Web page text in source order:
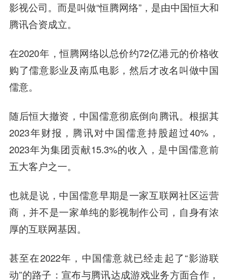
影视公司。而是叫做“恒腾网络”，是由中国恒大和
腾讯合资成立。
在2020年，恒腾网络以总价约72亿港元的价格收
购了儒意影业及南瓜电影，然后才改名叫做中国
儒意。
随后恒大撤资，中国儒意彻底倒向腾讯。根据其
2023年财报，腾讯对中国儒意持股超过40%，
2023年为集团贡献15.3%的收入，是中国儒意前
五大客户之一。
也就是说，中国儒意早期是一家互联网社区运营
商，并不是一家单纯的影视制作公司，自身有浓
厚的互联网基因。
甚至在2022年，中国儒意就已经走起了“影游联
动”的路子：宣布与腾讯达成游戏业务方面合作，